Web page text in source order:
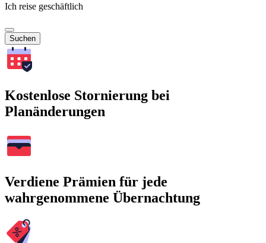
Ich reise geschäftlich
Suchen
Kostenlose Stornierung bei
Planänderungen
Verdiene Prämien für jede
wahrgenommene Übernachtung